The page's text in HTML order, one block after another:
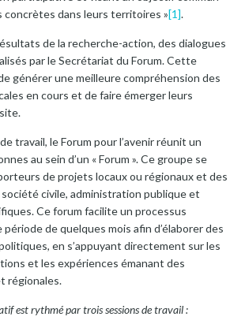
dans leurs territoires »[1].
de la recherche-action, des dialogues
par le Secrétariat du Forum. Cette
générer une meilleure compréhension des
en cours et de faire émerger leurs
travail, le Forum pour l’avenir réunit un
au sein d’un « Forum ». Ce groupe se
de projets locaux ou régionaux et des
civile, administration publique et
Ce forum facilite un processus
de quelques mois afin d’élaborer des
en s’appuyant directement sur les
et les expériences émanant des
régionales.
est rythmé par trois sessions de travail :